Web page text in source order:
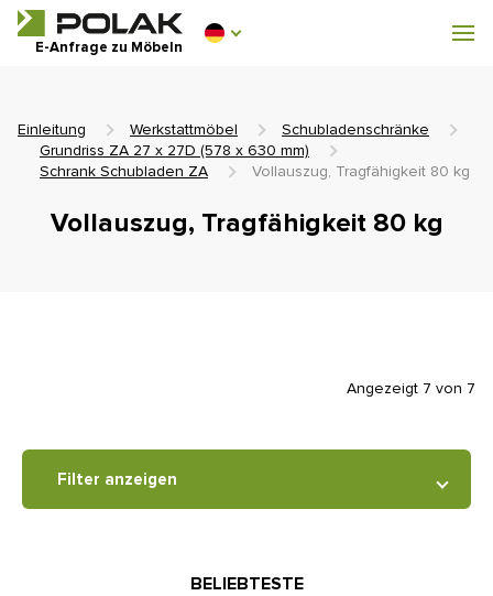
E-Anfrage zu Möbeln
Werkstattmöbel
0 €
Einleitung Werkstattmöbel
Schubladenschränke
Grundriss ZA 27 x 27D (578 x 630 mm)
Schrank Schubladen ZA
Vollauszug, Tragfähigkeit 80 kg
Vollauszug, Tragfähigkeit 80 kg
BELIEBTESTE
Angezeigt 7 von 7
Filter anzeigen